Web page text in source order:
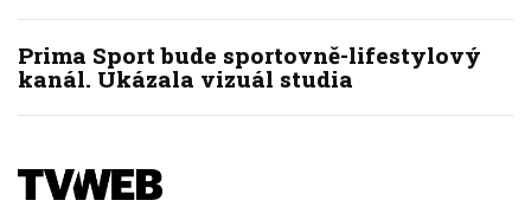
Prima Sport bude sportovně-lifestylový
kanál. Ukázala vizuál studia